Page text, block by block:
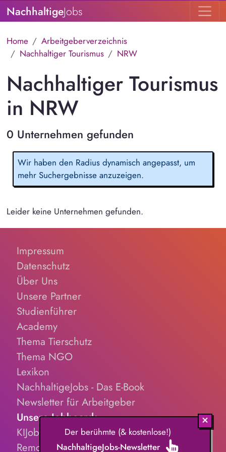
NachhaltigeJobs
Home
Arbeitgeberverzeichnis
Nachhaltiger Tourismus
NRW
Nachhaltiger Tourismus
in NRW
0 Unternehmen gefunden
Wir haben den Radius dynamisch angepasst, um
mehr Suchergebnisse anzuzeigen.
Leider keine Unternehmen gefunden.
Impressum
Datenschutz
Über Uns
Unsere Partner
Studienführer
Academy
Thema Tierschutz
Thema NGO
Lexikon
NachhaltigeJobs - Das E-Book
Newsletter für Arbeitgeber
Unsere Jobboards
KIJobs.de
RemoteJobs.de
Der berühmte (& kostenlose!)
NachhaltigeJobs-Newsletter